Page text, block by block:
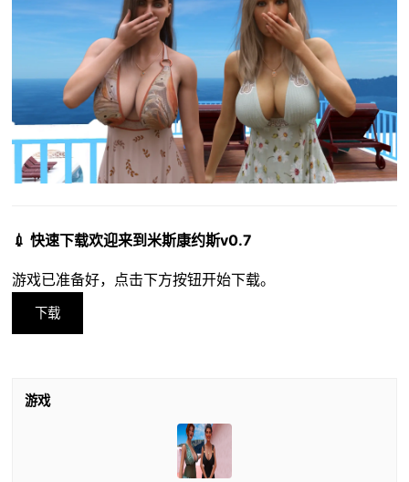
💉 快速下载欢迎来到米斯康约斯v0.7
游戏已准备好，点击下方按钮开始下载。
下载
游戏